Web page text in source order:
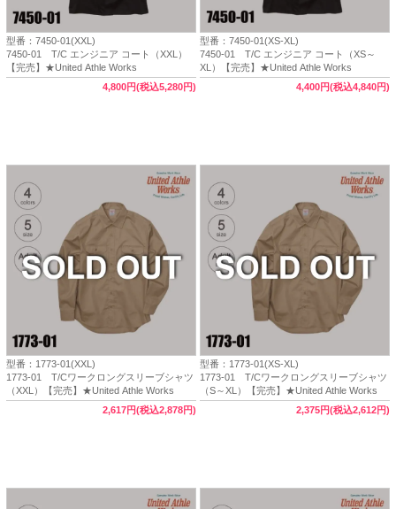
型番：7450-01(XXL)
7450-01 T/C エンジニア コート（XXL）
【完売】★United Athle Works
4,800円(税込5,280円)
型番：7450-01(XS-XL)
7450-01 T/C エンジニア コート（XS～
XL）【完売】★United Athle Works
4,400円(税込4,840円)
型番：1773-01(XXL)
1773-01 T/Cワークロングスリーブシャツ
（XXL）【完売】★United Athle Works
2,617円(税込2,878円)
型番：1773-01(XS-XL)
1773-01 T/Cワークロングスリーブシャツ
（S～XL）【完売】★United Athle Works
2,375円(税込2,612円)